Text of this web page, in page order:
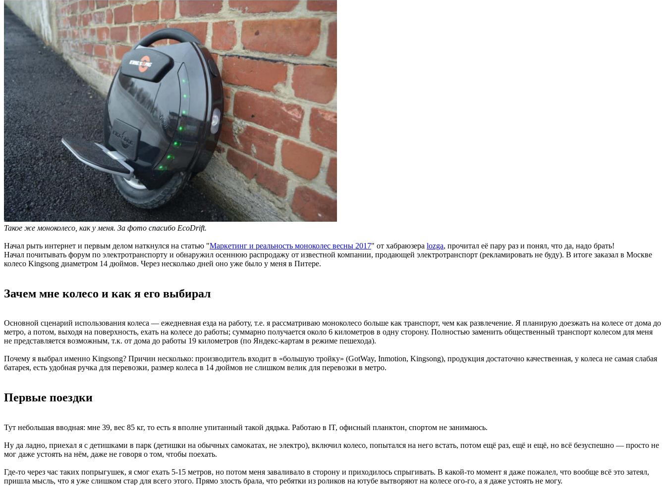
Такое же моноколесо, как у меня. За фото спасибо EcoDrift.
Начал рыть интернет и первым делом наткнулся на статью "Маркетинг и реальность моноколес весны 2017" от хабраюзера lozga, прочитал её пару раз и понял, что да, надо брать!
Начал почитывать форум по электротранспорту и обнаружил осеннюю распродажу от известной компании, продающей электротранспорт (рекламировать не буду). В итоге заказал в Москве
колесо Kingsong диаметром 14 дюймов. Через несколько дней оно уже было у меня в Питере.
Зачем мне колесо и как я его выбирал
Основной сценарий использования колеса — ежедневная езда на работу, т.е. я рассматриваю моноколесо больше как транспорт, чем как развлечение. Я планирую доезжать на колесе от дома до
метро, а потом, выходя на поверхность, ехать на колесе до работы; суммарно получается около 6 километров в одну сторону. Полностью заменить общественный транспорт колесом для меня
не представляется возможным, т.к. от дома до работы 19 километров (по Яндекс-картам в режиме пешехода).
Почему я выбрал именно Kingsong? Причин несколько: производитель входит в «большую тройку» (GotWay, Inmotion, Kingsong), продукция достаточно качественная, у колеса не самая слабая
батарея, есть удобная ручка для перевозки, размер колеса в 14 дюймов не слишком велик для перевозки в метро.
Первые поездки
Тут небольшая вводная: мне 39, вес 85 кг, то есть я вполне упитанный такой дядька. Работаю в IT, офисный планктон, спортом не занимаюсь.
Ну да ладно, приехал я с детишками в парк (детишки на обычных самокатах, не электро), включил колесо, попытался на него встать, потом ещё раз, ещё и ещё, но всё безуспешно — просто не
мог даже устоять на нём, даже не говоря о том, чтобы поехать.
Где-то через час таких попрыгушек, я смог ехать 5-15 метров, но потом меня заваливало в сторону и приходилось спрыгивать. В какой-то момент я даже пожалел, что вообще всё это затеял,
пришла мысль, что я уже слишком стар для всего этого. Прямо злость брала, что ребятки из роликов на ютубе вытворяют на колесе ого-го, а я даже устоять не могу.